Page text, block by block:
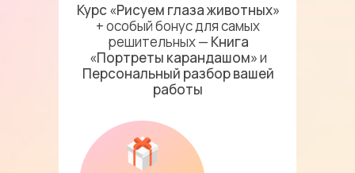
Курс «Рисуем глаза животных»
+ особый бонус для самых
решительных — Книга
«Портреты карандашом»и
Персональный разбор вашей
работы